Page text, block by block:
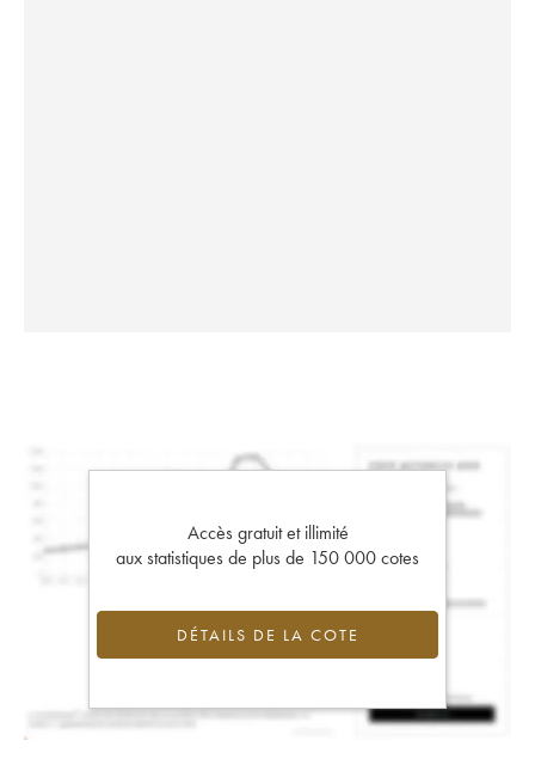
Accès gratuit et illimité
aux statistiques de plus de 150 000 cotes
DÉTAILS DE LA COTE